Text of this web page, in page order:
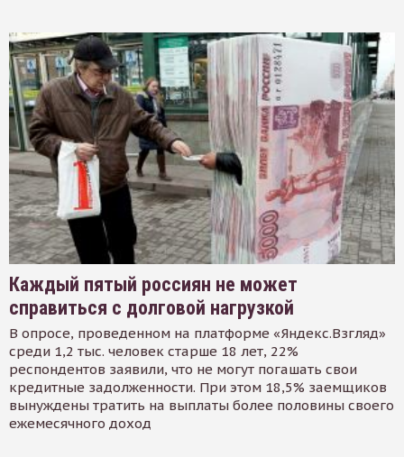
Каждый пятый россиян не может
справиться с долговой нагрузкой
В опросе, проведенном на платформе «Яндекс.Взгляд»
среди 1,2 тыс. человек старше 18 лет, 22%
респондентов заявили, что не могут погашать свои
кредитные задолженности. При этом 18,5% заемщиков
вынуждены тратить на выплаты более половины своего
ежемесячного доход